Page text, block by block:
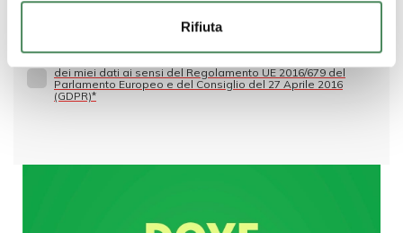
Rifiuta
dei miei dati ai sensi del Regolamento UE 2016/679 del
Parlamento Europeo e del Consiglio del 27 Aprile 2016
(GDPR)*